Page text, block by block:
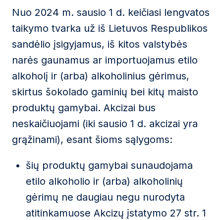
Nuo 2024 m. sausio 1 d. keičiasi lengvatos
taikymo tvarka už iš Lietuvos Respublikos
sandėlio įsigyjamus, iš kitos valstybės
narės gaunamus ar importuojamus etilo
alkoholį ir (arba) alkoholinius gėrimus,
skirtus šokolado gaminių bei kitų maisto
produktų gamybai. Akcizai bus
neskaičiuojami (iki sausio 1 d. akcizai yra
grąžinami), esant šioms sąlygoms:
šių produktų gamybai sunaudojama
etilo alkoholio ir (arba) alkoholinių
gėrimų ne daugiau negu nurodyta
atitinkamuose Akcizų įstatymo 27 str. 1